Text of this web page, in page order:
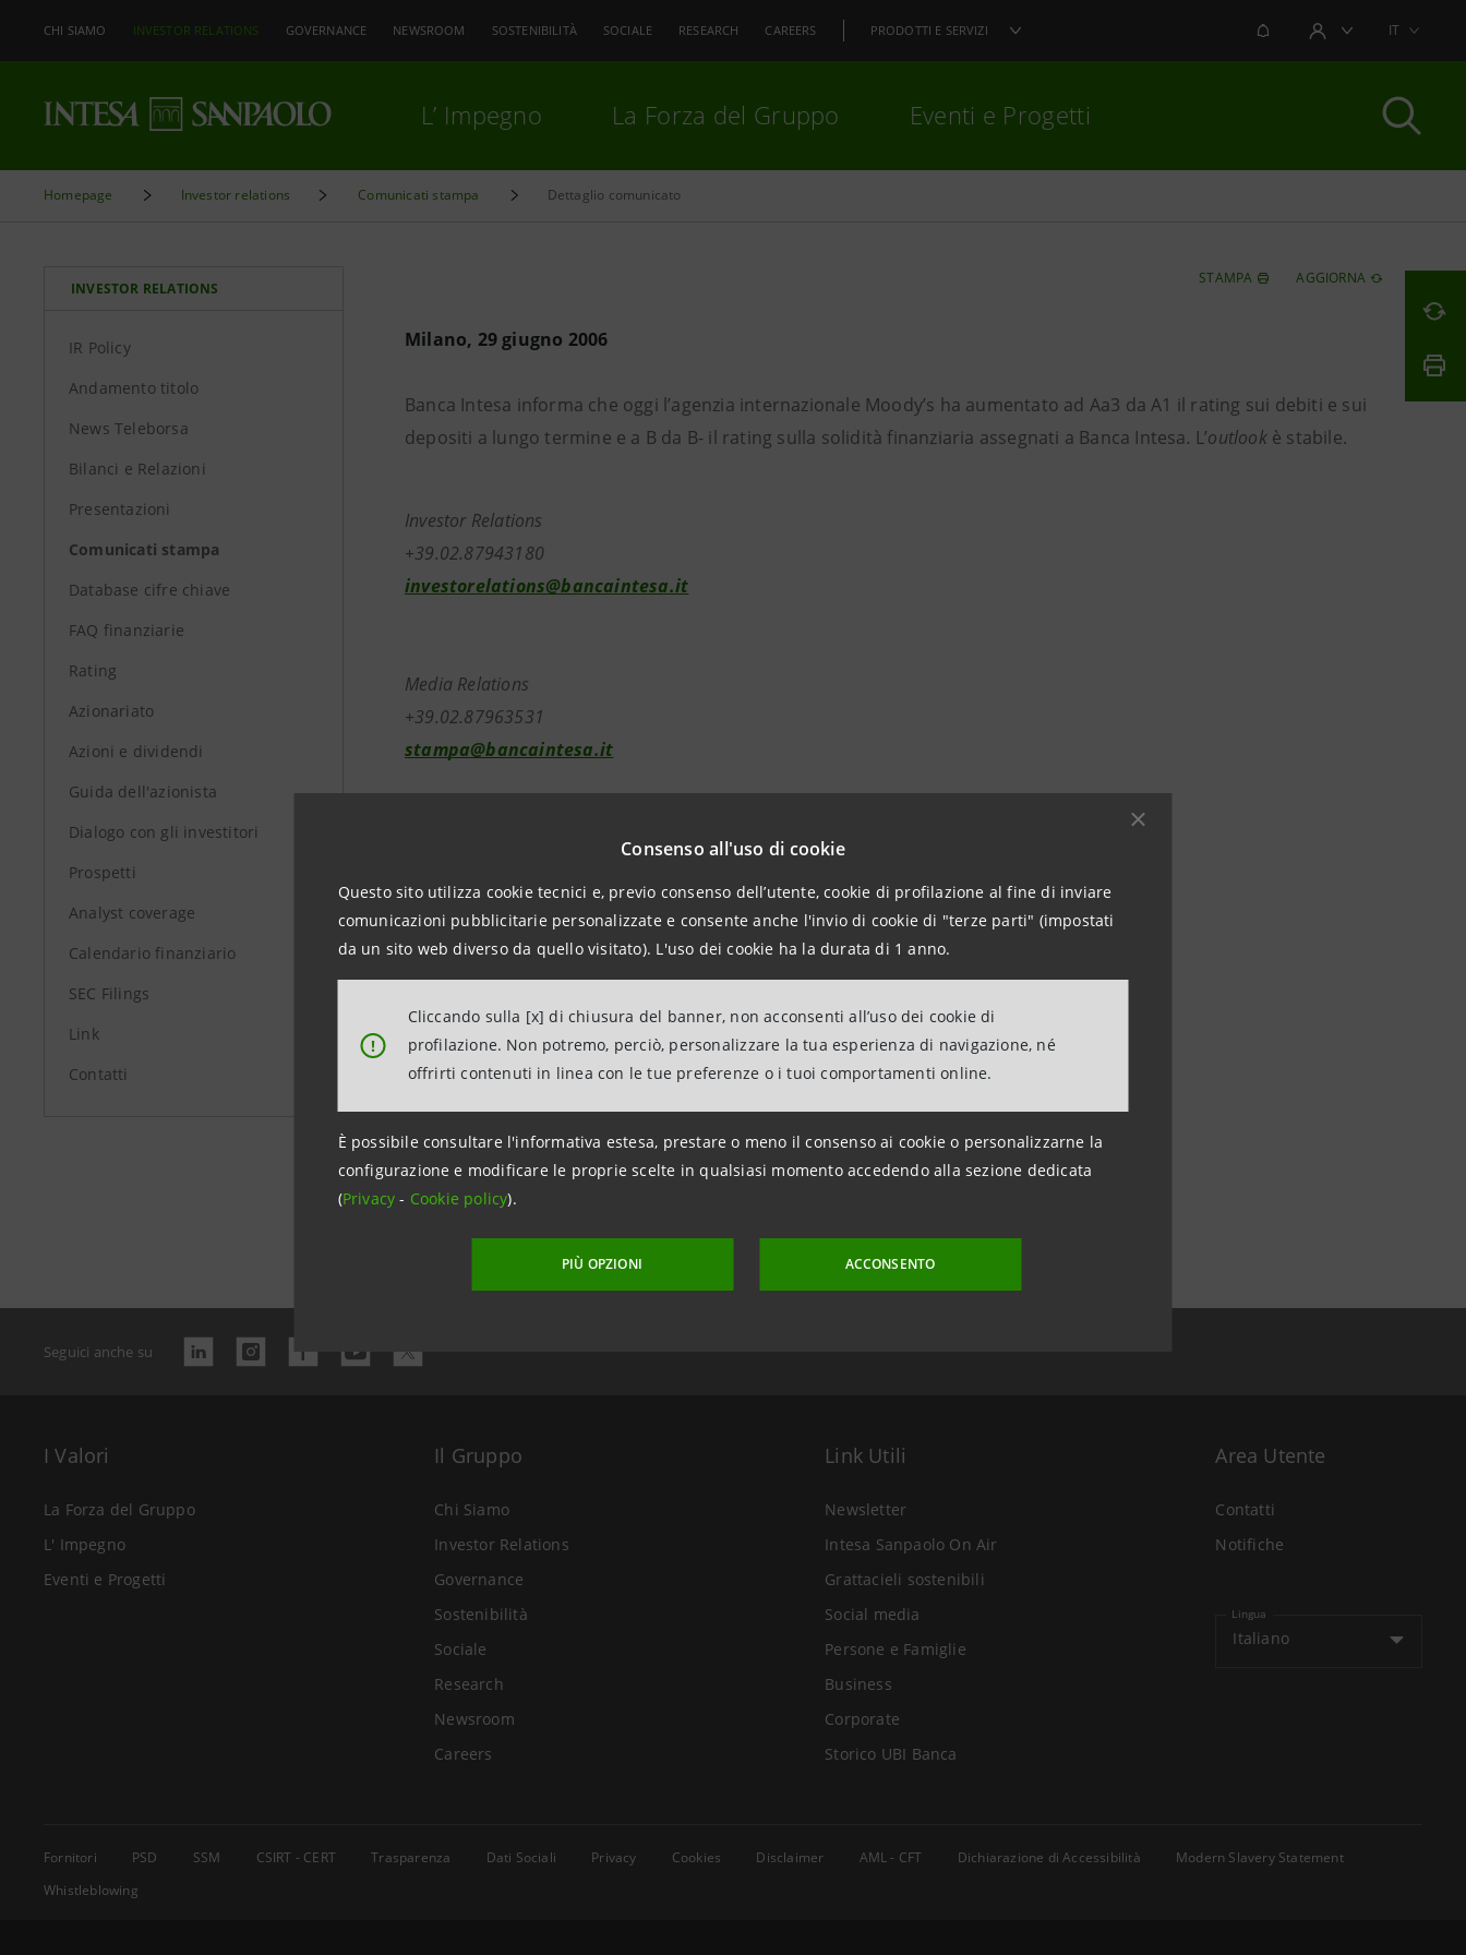
Consenso all'uso di cookie
Questo sito utilizza cookie tecnici e, previo consenso dell’utente, cookie di profilazione al fine di inviare
comunicazioni pubblicitarie personalizzate e consente anche l'invio di cookie di "terze parti" (impostati
da un sito web diverso da quello visitato). L'uso dei cookie ha la durata di 1 anno.
!
Cliccando sulla [x] di chiusura del banner, non acconsenti all’uso dei cookie di
profilazione. Non potremo, perciò, personalizzare la tua esperienza di navigazione, né
offrirti contenuti in linea con le tue preferenze o i tuoi comportamenti online.
È possibile consultare l'informativa estesa, prestare o meno il consenso ai cookie o personalizzarne la
configurazione e modificare le proprie scelte in qualsiasi momento accedendo alla sezione dedicata
(Privacy- Cookie policy).
PIÙ OPZIONI ACCONSENTO
CHI SIAMO INVESTOR RELATIONS GOVERNANCE NEWSROOM SOSTENIBILITÀ SOCIALE RESEARCH CAREERS PRODOTTI E SERVIZI NOTIFICHEAREA UTENTEIT
L’ Impegno La Forza del Gruppo Eventi e Progetti
Homepage Investor relations Comunicati stampa Dettaglio comunicato
INVESTOR RELATIONS
IR Policy
Andamento titolo
News Teleborsa
Bilanci e Relazioni
Presentazioni
Comunicati stampa
Database cifre chiave
FAQ finanziarie
Rating
Azionariato
Azioni e dividendi
Guida dell'azionista
Dialogo con gli investitori
Prospetti
Analyst coverage
Calendario finanziario
SEC Filings
Link
Contatti
STAMPA AGGIORNA
Milano, 29 giugno 2006
Banca Intesa informa che oggi l’agenzia internazionale Moody’s ha aumentato ad Aa3 da A1 il rating sui debiti e sui
depositi a lungo termine e a B da B- il rating sulla solidità finanziaria assegnati a Banca Intesa. L’outlookè stabile.
Investor Relations
+39.02.87943180
investorelations@bancaintesa.it
Media Relations
+39.02.87963531
stampa@bancaintesa.it
www.bancaintesa.it
Data ultimo aggiornamento 29 giugno 2006 alle ore 15:00
Seguici anche su
I Valori
La Forza del Gruppo
L' Impegno
Eventi e Progetti
Il Gruppo
Chi Siamo
Investor Relations
Governance
Sostenibilità
Sociale
Research
Newsroom
Careers
Link Utili
Newsletter
Intesa Sanpaolo On Air
Grattacieli sostenibili
Social media
Persone e Famiglie
Business
Corporate
Storico UBI Banca
Area Utente
Contatti
Notifiche
Lingua
Italiano
Fornitori PSD SSM CSIRT - CERT Trasparenza Dati Sociali Privacy Cookies Disclaimer AML - CFT Dichiarazione di Accessibilità
Modern Slavery Statement
Whistleblowing